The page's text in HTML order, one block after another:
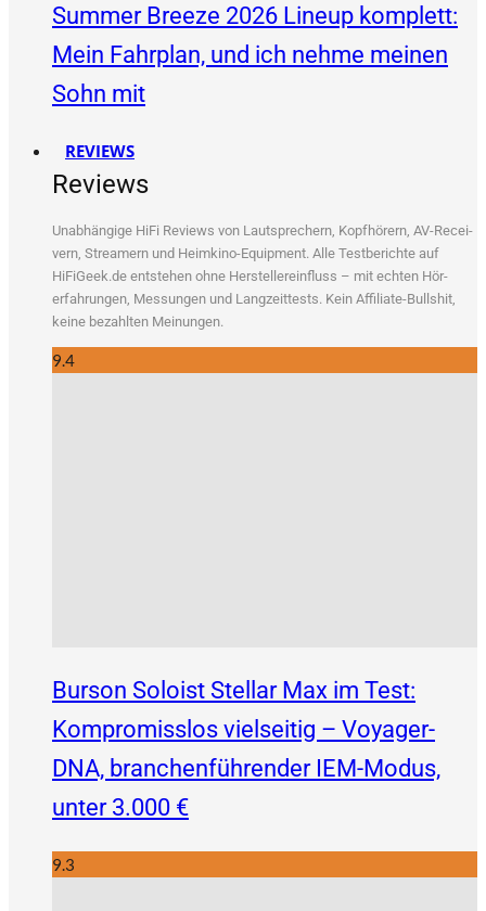
Summer Breeze 2026 Lineup komplett:
Mein Fahrplan, und ich nehme meinen
Sohn mit
REVIEWS
Reviews
Unab­hän­gi­ge HiFi Reviews von Laut­spre­chern, Kopf­hö­rern, AV-Recei­
vern, Strea­mern und Heim­ki­no-Equip­ment. Alle Test­be­rich­te auf
HiFiGeek.de ent­ste­hen ohne Her­stel­ler­ein­fluss – mit ech­ten Hör­
erfah­run­gen, Mes­sun­gen und Lang­zeit­tests. Kein Affi­lia­te-Bull­shit,
kei­ne bezahl­ten Meinungen.
9.4
Burson Soloist Stellar Max im Test:
Kompromisslos vielseitig – Voyager-
DNA, branchenführender IEM-Modus,
unter 3.000 €
9.3